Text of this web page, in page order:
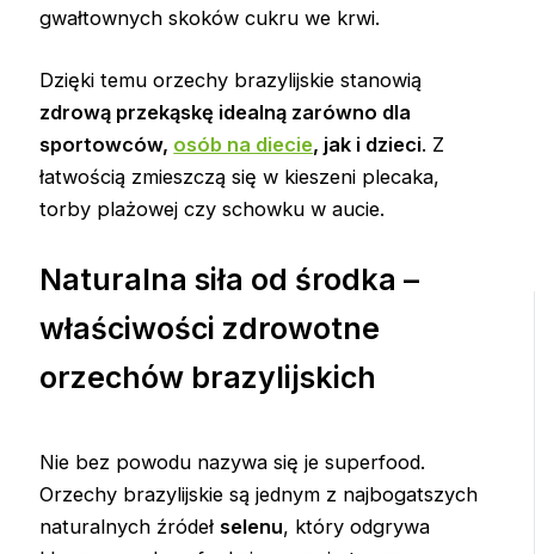
gwałtownych skoków cukru we krwi.
Dzięki temu orzechy brazylijskie stanowią
zdrową przekąskę idealną zarówno dla
sportowców, osób na diecie, jak i dzieci. Z
łatwością zmieszczą się w kieszeni plecaka,
torby plażowej czy schowku w aucie.
Naturalna siła od środka –
właściwości zdrowotne
orzechów brazylijskich
Nie bez powodu nazywa się je superfood.
Orzechy brazylijskie są jednym z najbogatszych
naturalnych źródełselenu, który odgrywa